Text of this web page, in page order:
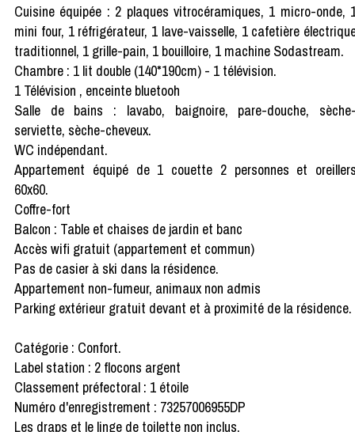
Cuisine équipée : 2 plaques vitrocéramiques, 1 micro-onde,
mini four, 1 réfrigérateur, 1 lave-vaisselle, 1 cafetière
traditionnel, 1 grille-pain, 1 bouilloire, 1 machine Sodastream.
Chambre : 1 lit double (140*190cm) - 1 télévision.
1 Télévision , enceinte bluetooh
Salle de bains : lavabo, baignoire, pare-douche,
serviette, sèche-cheveux.
WC indépendant.
Appartement équipé de 1 couette 2 personnes et
60x60.
Coffre-fort
Balcon : Table et chaises de jardin et banc
Accès wifi gratuit (appartement et commun)
Pas de casier à ski dans la résidence.
Appartement non-fumeur, animaux non admis
Parking extérieur gratuit devant et à proximité de la résidence.
Catégorie : Confort.
Label station : 2 flocons argent
Classement préfectoral : 1 étoile
Numéro d'enregistrement : 73257006955DP
Les draps et le linge de toilette non inclus.